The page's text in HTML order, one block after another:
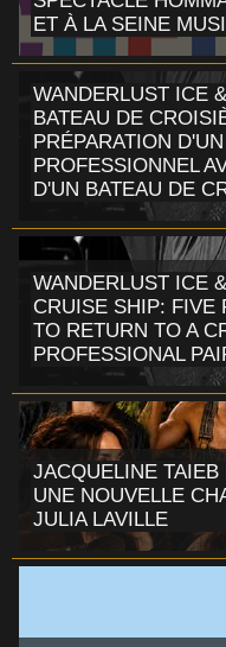
ET À LA SEINE
WANDERLUST ICE
BATEAU DE
PRÉPARATION
PROFESSIONNEL
D'UN BATEAU DE
WANDERLUST ICE
CRUISE SHIP: FIVE
TO RETURN TO A
PROFESSIONAL
JACQUELINE
UNE NOUVELLE
JULIA LAVILLE